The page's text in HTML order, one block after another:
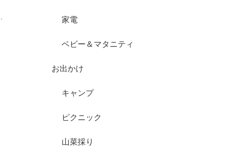
家電
ベビー＆マタニティ
お出かけ
キャンプ
ピクニック
山菜採り